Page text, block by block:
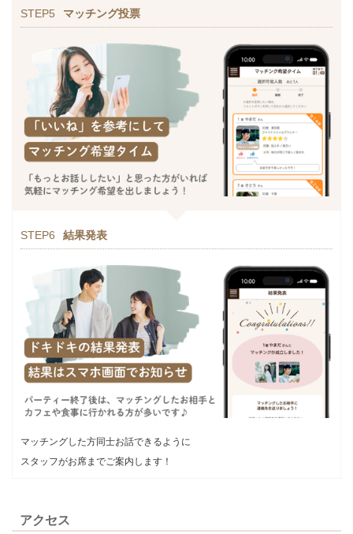
STEP5 マッチング投票
STEP6 結果発表
マッチングした方同士お話できるように
スタッフがお席までご案内します！
アクセス